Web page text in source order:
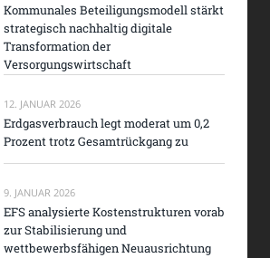
Kommunales Beteiligungsmodell stärkt
strategisch nachhaltig digitale
Transformation der
Versorgungswirtschaft
12. JANUAR 2026
Erdgasverbrauch legt moderat um 0,2
Prozent trotz Gesamtrückgang zu
9. JANUAR 2026
EFS analysierte Kostenstrukturen vorab
zur Stabilisierung und
wettbewerbsfähigen Neuausrichtung